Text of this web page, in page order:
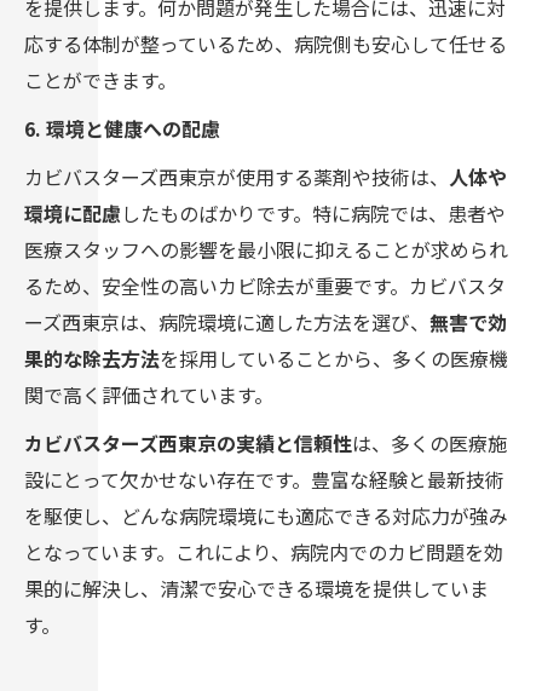
を提供します。何か問題が発生した場合には、迅速に対
応する体制が整っているため、病院側も安心して任せる
ことができます。
6. 環境と健康への配慮
カビバスターズ西東京が使用する薬剤や技術は、 人体や
環境に配慮したものばかりです。特に病院では、患者や
医療スタッフへの影響を最小限に抑えることが求められ
るため、安全性の高いカビ除去が重要です。カビバスタ
ーズ西東京は、病院環境に適した方法を選び、 無害で効
果的な除去方法を採用していることから、多くの医療機
関で高く評価されています。
カビバスターズ西東京の実績と信頼性は、多くの医療施
設にとって欠かせない存在です。豊富な経験と最新技術
を駆使し、どんな病院環境にも適応できる対応力が強み
となっています。これにより、病院内でのカビ問題を効
果的に解決し、清潔で安心できる環境を提供していま
す。